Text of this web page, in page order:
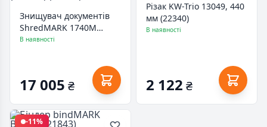
Знищувач документів
ShredMARK 1740M
(2*8мм) (24315)
В наявності
17 005 ₴
Різак KW-Trio 13049, 440
мм (22340)
В наявності
2 122 ₴
-11%